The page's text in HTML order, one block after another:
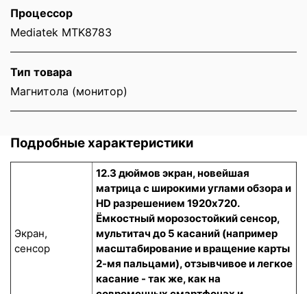
Процессор
Mediatek MTK8783
Тип товара
Магнитола (монитор)
Подробные характеристики
Экран,
сенсор
12.3 дюймов экран, новейшая
матрица с широкими углами обзора и
HD разрешением 1920x720.
Ёмкостный морозостойкий сенсор,
мультитач до 5 касаний (например
масштабирование и вращение карты
2-мя пальцами), отзывчивое и легкое
касание - так же, как на